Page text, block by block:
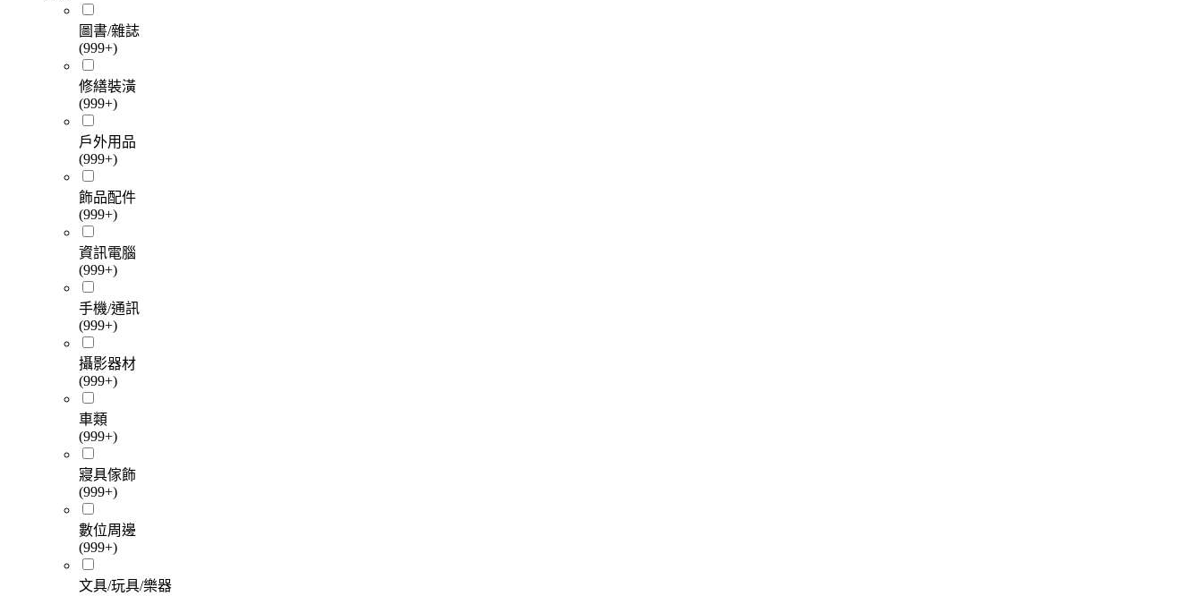
圖書/雜誌
(999+)
修繕裝潢
(999+)
戶外用品
(999+)
飾品配件
(999+)
資訊電腦
(999+)
手機/通訊
(999+)
攝影器材
(999+)
車類
(999+)
寢具傢飾
(999+)
數位周邊
(999+)
文具/玩具/樂器